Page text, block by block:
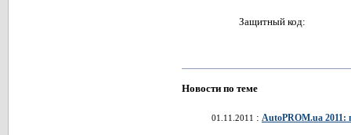
Защитный код:
Новости по теме
01.11.2011 : AutoPROM.ua 2011: